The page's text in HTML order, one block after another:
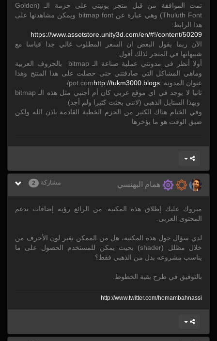
تمت الموافقة من قبل متجر يونيتي على حزمة الـ (Golden
Thuluth Font) وهي عبارة عن bitmap font ويمكن مشاهدتها على
هذا الرابط:
https://www.assetstore.unity3d.com/en/#!/content/50209
الآن ربما يقول البعض ان السعر المطلوب غالي جدا قياسا مع
شبيهاتها في المتجر لذلك أقول:
أولا أنظر في مدونتي عملية صناعة الـ bitmap بالحروف العربية
وماهي المشاكل التي صادفتني حتى حصلت على هذا المنتج وهذا
عنوان المدونة :
http://tukm3000.blogs
pot.com/
ثانيا لا يوجد في اي موقع عربي كان أم أجنبي مثل هذه الـ bitmap
وبهذا الستايل الذهبي (لانني بحثت كثيرا ولم أجد)
وفي الختام هناك الكثير من الحزم الخطية القادمة باذن الله ولكن
ضيق الوقت هو ما يؤخرها
همام البهنسي مشاركة 2
مبروك عليك إطلاق هذه المكتبة. من الرائع رؤية إضافات تدعم
المحتوى العربي.
لدي سؤال حول هذه المكتبة، هل من الممكن تغير لون الأحرف من
خلال مظلل (shader) بحيث يمكن للمستخدم الحصول على ما
يناسب مشروعه بدل من الذهبي فقط؟
بالتوفيق في طرح بقية الخطوط.
http://www.twitter.com/homambahnassi